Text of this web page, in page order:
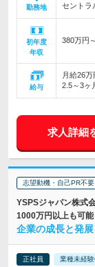
勤務地
セントラ
初年度
年収
380万円
給与
月給26
2.5～3ヶ
求人詳細
志望動機・自己PR不要
YSPSジャパン株式
1000万円以上も可能
企業の成長と発
正社員 業種未経